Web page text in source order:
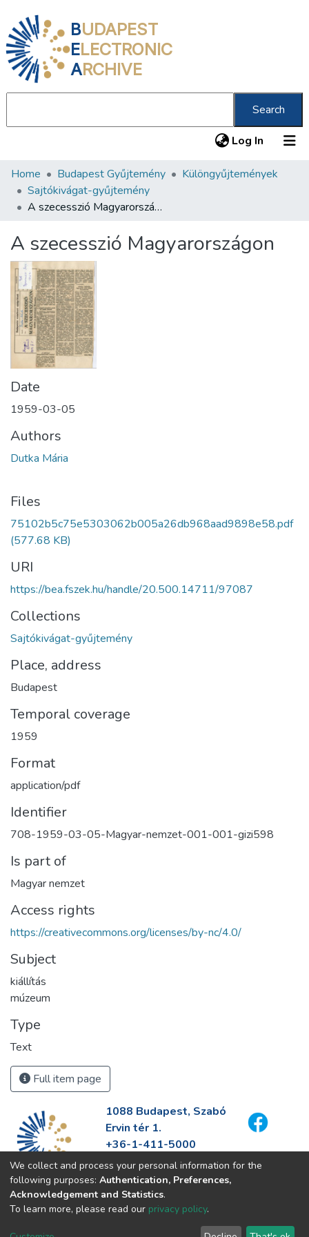
BUDAPEST
ELECTRONIC
ARCHIVE
Search
Log In (current)
Communities & Collections
All of DSpace
About us
Home Budapest Gyűjtemény
Különgyűjtemények
Sajtókivágat-gyűjtemény
A szecesszió Magyarországon
A szecesszió Magyarországon
Date
1959-03-05
Authors
Dutka Mária
Files
75102b5c75e5303062b005a26db968aad9898e58.pdf
(577.68 KB)
URI
https://bea.fszek.hu/handle/20.500.14711/97087
Collections
Sajtókivágat-gyűjtemény
Place, address
Budapest
Temporal coverage
1959
Format
application/pdf
Identifier
708-1959-03-05-Magyar-nemzet-001-001-gizi598
Is part of
Magyar nemzet
Access rights
https://creativecommons.org/licenses/by-nc/4.0/
Subject
kiállítás
múzeum
Type
Text
Full item page
1088 Budapest, Szabó
Ervin tér 1.
+36-1-411-5000
info@fszek.hu
https://fszek.hu
We collect and process your personal information for the
following purposes: Authentication, Preferences,
Acknowledgement and Statistics.
To learn more, please read our privacy policy.